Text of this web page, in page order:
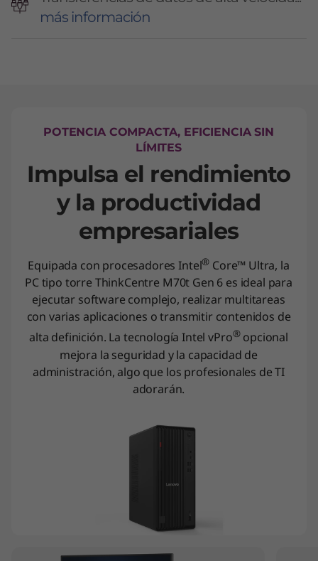
más información
POTENCIA COMPACTA, EFICIENCIA SIN
LÍMITES
Impulsa el rendimiento
y la productividad
empresariales
Equipada con procesadores Intel® Core™ Ultra, la
PC tipo torre ThinkCentre M70t Gen 6 es ideal para
ejecutar software complejo, realizar multitareas
con varias aplicaciones o transmitir contenidos de
alta definición. La tecnología Intel vPro®opcional
mejora la seguridad y la capacidad de
administración, algo que los profesionales de TI
adorarán.